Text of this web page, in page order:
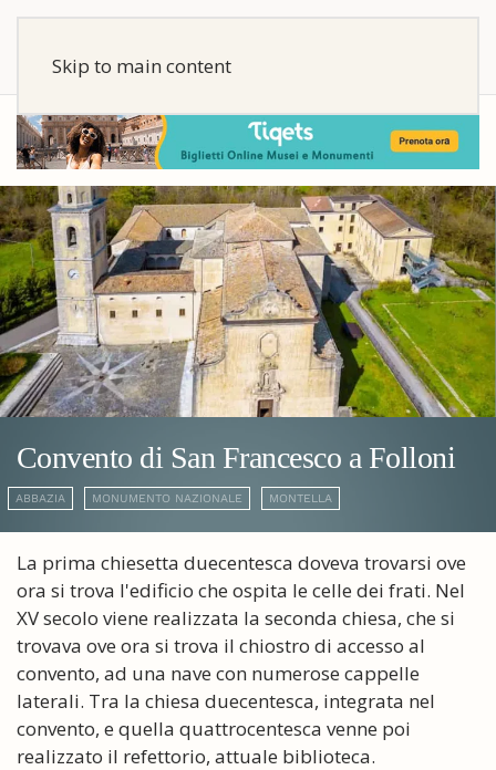
Skip to main content
Convento di San Francesco a Folloni
ABBAZIA MONUMENTO NAZIONALE MONTELLA
La prima chiesetta duecentesca doveva trovarsi ove
ora si trova l'edificio che ospita le celle dei frati. Nel
XV secolo viene realizzata la seconda chiesa, che si
trovava ove ora si trova il chiostro di accesso al
convento, ad una nave con numerose cappelle
laterali. Tra la chiesa duecentesca, integrata nel
convento, e quella quattrocentesca venne poi
realizzato il refettorio, attuale biblioteca.